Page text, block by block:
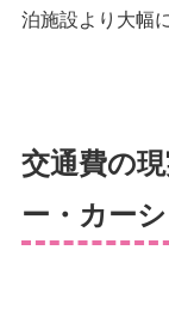
泊施設より大幅
交通費の
ー・カー